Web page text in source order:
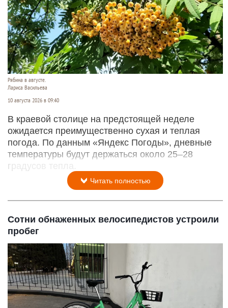
Рябина в августе.
Лариса Васильева
10 августа 2026 в 09:40
В краевой столице на предстоящей неделе
ожидается преимущественно сухая и теплая
погода. По данным «Яндекс Погоды», дневные
температуры будут держаться около 25–28
градусов тепла.
Читать полностью
Сотни обнаженных велосипедистов устроили
пробег